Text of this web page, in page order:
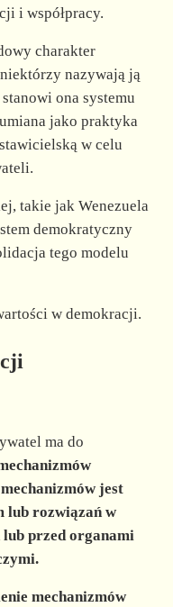
i współpracy.
charakter
nazywają ją
ona systemu
jako praktyka
w celu
takie jak Wenezuela
demokratyczny
tego modelu
w demokracji.
ma do
jest
lub rozwiązań w
przed organami
mechanizmów